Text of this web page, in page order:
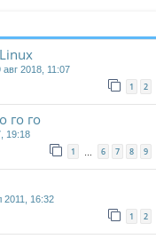
авг 2018, 11:07
1 2
го го
19:18
1 … 6 7 8 9
2011, 16:32
1 2